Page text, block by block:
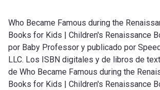
Who Became Famous during the
Books for Kids | Children's Renaissance
por Baby Professor y publicado por
LLC. Los ISBN digitales y de libros de
de Who Became Famous during the
Books for Kids | Children's Renaissance